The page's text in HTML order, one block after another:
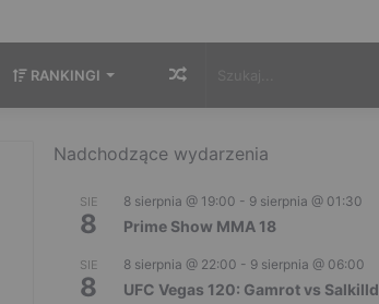
RANKINGI Losowy
Nadchodzące wydarzenia
SIE
8
8 sierpnia @ 19:00 - 9 sierpnia @ 01:30
Prime Show MMA 18
SIE
8
8 sierpnia @ 22:00 - 9 sierpnia @ 06:00
UFC Vegas 120: Gamrot vs Salkilld